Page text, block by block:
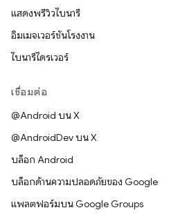
แสดงพรีวิวไบนารี
อิมเมจเวอร์ชันโรงงาน
ไบนารีไดรเวอร์
เชื่อมต่อ
@Android บน X
@AndroidDev บน X
บล็อก Android
บล็อกด้านความปลอดภัยของ Google
แพลตฟอร์มบน Google Groups